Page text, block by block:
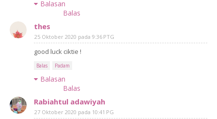
Balasan
Balas
thes
25 Oktober 2020 pada 9:36 PTG
good luck ciktie !
Balas Padam
Balasan
Balas
Rabiahtul adawiyah
27 Oktober 2020 pada 10:41 PG